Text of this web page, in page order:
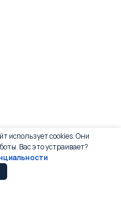
использует cookies. Они
Вас это устраивает?